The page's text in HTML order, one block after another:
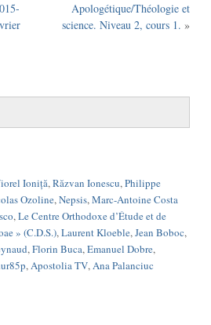
Apologétique/Théologie et
science. Niveau 2, cours 1. »
Ioniță,Răzvan Ionescu,Philippe
Ozoline,Nepsis,Marc-Antoine Costa
,Le Centre Orthodoxe d’Étude et de
» (C.D.S.),Laurent Kloeble,Jean Boboc,
,Florin Buca,Emanuel Dobre,
,Apostolia TV,Ana Palanciuc